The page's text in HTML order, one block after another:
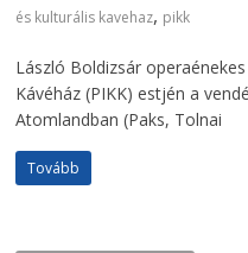
és kulturális kavehaz, pikk
László Boldizsár
Kávéház (PIKK) estjén a
Atomlandban (Paks, Tolnai
Tovább